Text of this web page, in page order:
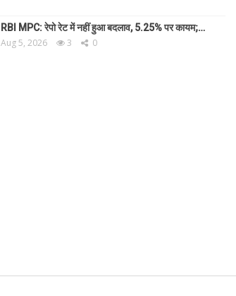
RBI MPC: रेपो रेट में नहीं हुआ बदलाव, 5.25% पर कायम;…
Aug 5, 2026 3 0